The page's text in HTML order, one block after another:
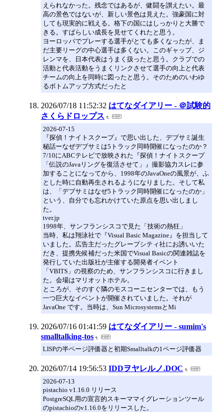
えられなかった。残念ではあるが、健闘を讃えたい。最
高の景色ではないが、新しい景色は見えた。強豪国に対
しても現実的に戦える。格下の国にはしっかりと大勝で
きる。すばらしい成長を見せてくれたと思う。
ヨーロッパでプレーする選手がとても多くなったが、ま
だ主要リーグの中心選手は多くない。このギャップ、ジ
レンマを、日本代表はうまく扱ったと思う。クラブでの
活動と代表活動をうまくリンクさせて選手の向上と代表
チームの向上を同時に図ったと思う。そのためのいわゆ
るボトムアップ方式だったと
2026/07/18 11:52:32 はてなダイアリー - ＠試験的
さくらドロップス
2026-07-15
『探偵！ナイトスクープ』で思い出した、デブサミ誕生
秘話ーなぜデブサミは5トラック同時開催になったのか？
7/10にABCテレビで放映された『探偵！ナイトスクープ
「伝説のJavaリングを復活させて」』撮影協力スレに参
加することになってから、1998年のJavaOneの風景が、ふ
とした時に自動再生されるようになりました。そして私
は、「デブサミはなぜ5トラック同時開催になったのか」
という、自分でも忘れかけていた原点を思い出しまし
た。
tver.jp
1998年、サンフランシスコで見た「技術の熱狂」
当時、私は翔泳社で『Visual Basic Magazine』を担当して
いました。広告主だったグレープシティ社にお誘いいた
だき、提携先候補だった米国でVisual Basicの関連雑誌を
発行していた出版社が主催する開発者イベント
「VBITS」の視察のため、サンフランシスコに行きまし
た。会場はマリオットホテル。
ところが、そのすぐ隣のモスコーニセンターでは、もう
一つ巨大なイベントが開催されていました。それが
JavaOne です。当時は、Sun MicrosystemsとMi
2026/07/16 01:41:59 はてなダイアリー - sumim's
smalltalking-tos
LISPの半ページ評価器と初期Smalltalkの1ページ評価器
2026/07/14 19:56:53 IDDヲヤレルノ.DOC
2026-07-13
pistachio v1.16.0 リリース
PostgreSQL用の宣言的スキーママイグレーションツール
のpistachioのv1.16.0をリリースした。